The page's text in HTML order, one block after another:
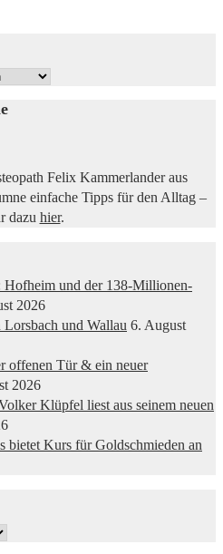
Felix Kammerlander aus
einfache Tipps für den Alltag –
dazu hier.
Hofheim und der 138-Millionen-
2026
und Wallau 6. August
offenen Tür & ein neuer
2026
Klüpfel liest aus seinem neuen
bietet Kurs für Goldschmieden an